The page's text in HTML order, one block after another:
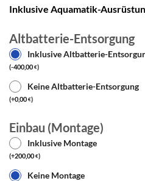
Inklusive Aquamatik-
Altbatterie-Entsorgung
Inklusive Altbatterie-
(-400,00 €)
Keine Altbatterie-Entsorgung
(+0,00 €)
Einbau (Montage)
Inklusive Montage
(+200,00 €)
Keine Montage